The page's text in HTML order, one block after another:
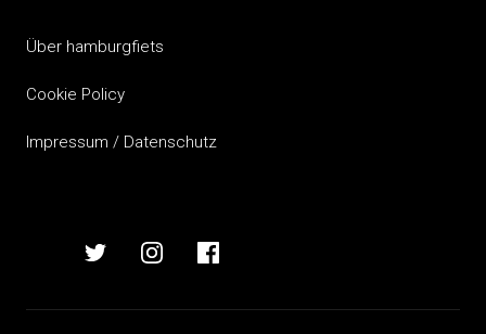
Über hamburgfiets
Cookie Policy
Impressum / Datenschutz
hamburgfietshamburgfiets
auf
hamburgfiets
auf
hamburgfiets
auf